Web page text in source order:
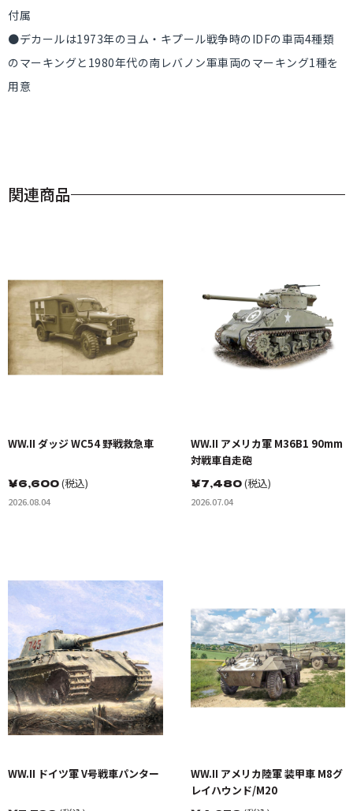
付属
●デカールは1973年のヨム・キプール戦争時のIDFの車両4種類
のマーキングと1980年代の南レバノン軍車両のマーキング1種を
用意
関連商品
WW.II ダッジ WC54 野戦救急車
￥6,600(税込)
2026.08.04
WW.II アメリカ軍 M36B1 90mm
対戦車自走砲
￥7,480(税込)
2026.07.04
WW.II ドイツ軍 V号戦車パンター
WW.II アメリカ陸軍 装甲車 M8グ
レイハウンド/M20